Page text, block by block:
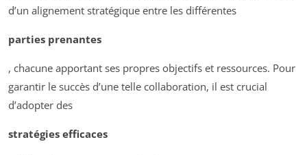
d’un alignement stratégique entre les différentes
parties prenantes
, chacune apportant ses propres objectifs et ressources. Pour
garantir le succès d’une telle collaboration, il est crucial
d’adopter des
stratégies efficaces